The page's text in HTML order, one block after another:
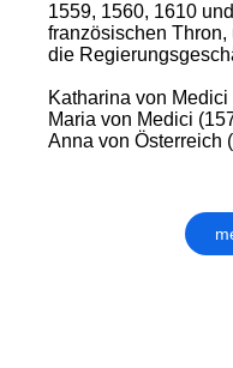
1559, 1560, 1610
französischen Thron,
die
Katharina von
Maria von Medici
Anna von Österreich